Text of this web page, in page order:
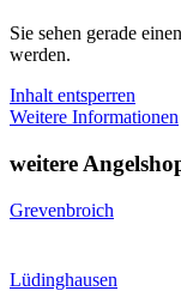
Sie sehen gerade
werden.
Inhalt entsperren
Weitere Informationen
weitere
Grevenbroich
Lüdinghausen